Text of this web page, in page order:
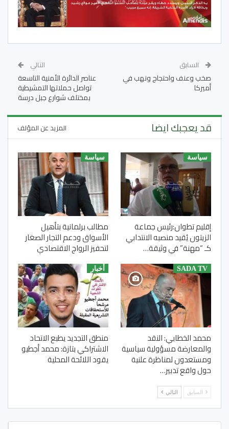
السابق
صخب وعنف واحتجاج ونهب في
أميركا
التالي
عناصر الدائرة الأمنية التاسعة
تواصل حملاتها التمشيطية
بمختلف شوارع جبل درسة
قد يعجبك ايضا المزيد عن المؤلف
سياسة
إقليم تطوان:رئيس جماعة
الزيتون يُقيد منصبه الانتدابي
كـ “مهنة” في وثيقة…
سياسة
مطالب برلمانية بتأهيل
الأسواق ودعم التجار الصغار
لتحفيز الرواج الاقتصادي
SADA TV
محمد الخطابي: النقد
والمعارضة مسؤولية سياسية
ومستعدون لمناظرة علنية
حول واقع تدبير…
أخبار
منطق التجديد يطبع الاتحاد
الاشتراكي بتازة: محمد أجطيو
يقود اللائحة المحلية
السابق التالي